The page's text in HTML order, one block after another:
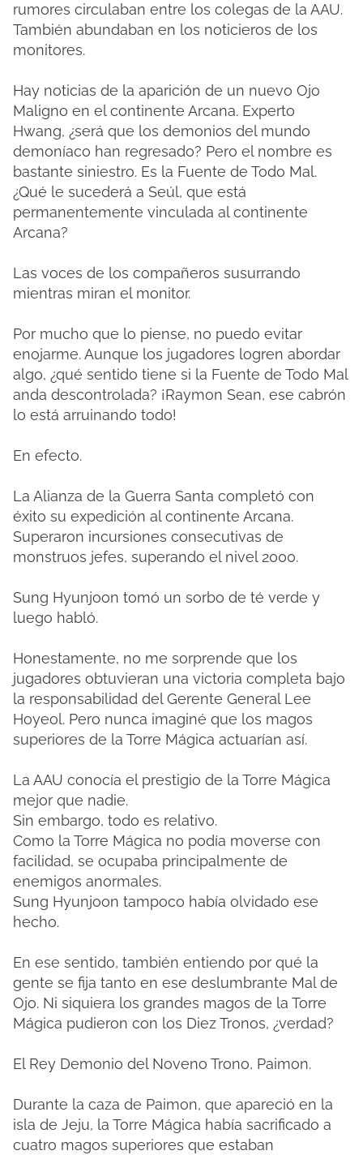
rumores circulaban entre los colegas de la AAU.
También abundaban en los noticieros de los
monitores.
Hay noticias de la aparición de un nuevo Ojo
Maligno en el continente Arcana. Experto
Hwang, ¿será que los demonios del mundo
demoníaco han regresado? Pero el nombre es
bastante siniestro. Es la Fuente de Todo Mal.
¿Qué le sucederá a Seúl, que está
permanentemente vinculada al continente
Arcana?
Las voces de los compañeros susurrando
mientras miran el monitor.
Por mucho que lo piense, no puedo evitar
enojarme. Aunque los jugadores logren abordar
algo, ¿qué sentido tiene si la Fuente de Todo Mal
anda descontrolada? ¡Raymon Sean, ese cabrón
lo está arruinando todo!
En efecto.
La Alianza de la Guerra Santa completó con
éxito su expedición al continente Arcana.
Superaron incursiones consecutivas de
monstruos jefes, superando el nivel 2000.
Sung Hyunjoon tomó un sorbo de té verde y
luego habló.
Honestamente, no me sorprende que los
jugadores obtuvieran una victoria completa bajo
la responsabilidad del Gerente General Lee
Hoyeol. Pero nunca imaginé que los magos
superiores de la Torre Mágica actuarían así.
La AAU conocía el prestigio de la Torre Mágica
mejor que nadie.
Sin embargo, todo es relativo.
Como la Torre Mágica no podía moverse con
facilidad, se ocupaba principalmente de
enemigos anormales.
Sung Hyunjoon tampoco había olvidado ese
hecho.
En ese sentido, también entiendo por qué la
gente se fija tanto en ese deslumbrante Mal de
Ojo. Ni siquiera los grandes magos de la Torre
Mágica pudieron con los Diez Tronos, ¿verdad?
El Rey Demonio del Noveno Trono, Paimon.
Durante la caza de Paimon, que apareció en la
isla de Jeju, la Torre Mágica había sacrificado a
cuatro magos superiores que estaban